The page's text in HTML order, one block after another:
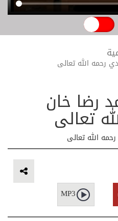
رحمه الله تعالى
رضا خان
تعالى
الله تعالى
MP3